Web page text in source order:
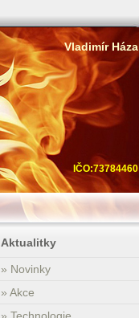
Vladimír Háza
IČO:73784460
Aktualitky
» Novinky
» Akce